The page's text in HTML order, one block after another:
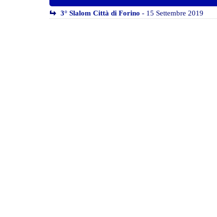
3° Slalom Città di Forino - 15 Settembre 2019